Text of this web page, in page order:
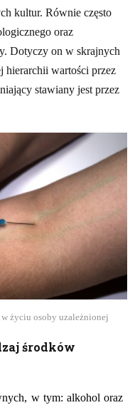
kultur. Równie często
oraz
Dotyczy on w skrajnych
hierarchii wartości przez
stawiany jest przez
życiu osoby uzależnionej
środków
w tym: alkohol oraz